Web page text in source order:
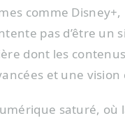
comme
pas d’être un
dont les
et une
saturé,